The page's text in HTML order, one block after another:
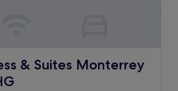
& Suites Monterrey
Suites Monterrey Aeropuerto by